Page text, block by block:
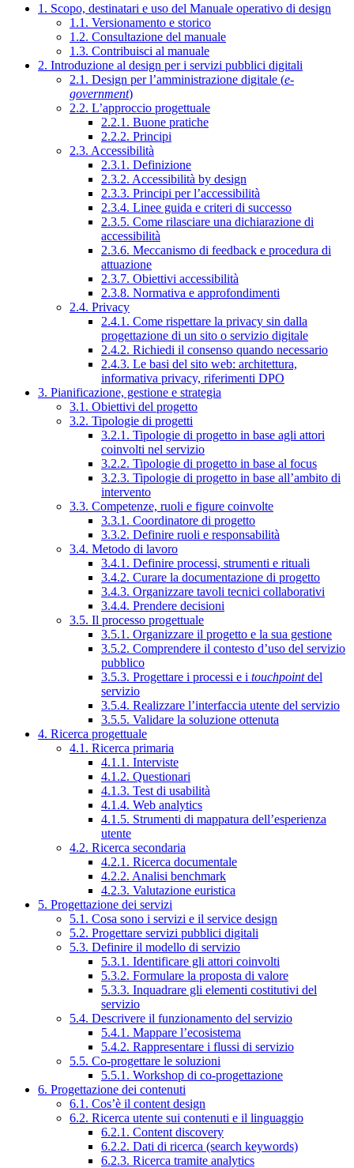
1. Scopo, destinatari e uso del Manuale operativo di design
1.1. Versionamento e storico
1.2. Consultazione del manuale
1.3. Contribuisci al manuale
2. Introduzione al design per i servizi pubblici digitali
2.1. Design per l’amministrazione digitale (e-
government)
2.2. L’approccio progettuale
2.2.1. Buone pratiche
2.2.2. Principi
2.3. Accessibilità
2.3.1. Definizione
2.3.2. Accessibilità by design
2.3.3. Principi per l’accessibilità
2.3.4. Linee guida e criteri di successo
2.3.5. Come rilasciare una dichiarazione di
accessibilità
2.3.6. Meccanismo di feedback e procedura di
attuazione
2.3.7. Obiettivi accessibilità
2.3.8. Normativa e approfondimenti
2.4. Privacy
2.4.1. Come rispettare la privacy sin dalla
progettazione di un sito o servizio digitale
2.4.2. Richiedi il consenso quando necessario
2.4.3. Le basi del sito web: architettura,
informativa privacy, riferimenti DPO
3. Pianificazione, gestione e strategia
3.1. Obiettivi del progetto
3.2. Tipologie di progetti
3.2.1. Tipologie di progetto in base agli attori
coinvolti nel servizio
3.2.2. Tipologie di progetto in base al focus
3.2.3. Tipologie di progetto in base all’ambito di
intervento
3.3. Competenze, ruoli e figure coinvolte
3.3.1. Coordinatore di progetto
3.3.2. Definire ruoli e responsabilità
3.4. Metodo di lavoro
3.4.1. Definire processi, strumenti e rituali
3.4.2. Curare la documentazione di progetto
3.4.3. Organizzare tavoli tecnici collaborativi
3.4.4. Prendere decisioni
3.5. Il processo progettuale
3.5.1. Organizzare il progetto e la sua gestione
3.5.2. Comprendere il contesto d’uso del servizio
pubblico
3.5.3. Progettare i processi e i touchpointdel
servizio
3.5.4. Realizzare l’interfaccia utente del servizio
3.5.5. Validare la soluzione ottenuta
4. Ricerca progettuale
4.1. Ricerca primaria
4.1.1. Interviste
4.1.2. Questionari
4.1.3. Test di usabilità
4.1.4. Web analytics
4.1.5. Strumenti di mappatura dell’esperienza
utente
4.2. Ricerca secondaria
4.2.1. Ricerca documentale
4.2.2. Analisi benchmark
4.2.3. Valutazione euristica
5. Progettazione dei servizi
5.1. Cosa sono i servizi e il service design
5.2. Progettare servizi pubblici digitali
5.3. Definire il modello di servizio
5.3.1. Identificare gli attori coinvolti
5.3.2. Formulare la proposta di valore
5.3.3. Inquadrare gli elementi costitutivi del
servizio
5.4. Descrivere il funzionamento del servizio
5.4.1. Mappare l’ecosistema
5.4.2. Rappresentare i flussi di servizio
5.5. Co-progettare le soluzioni
5.5.1. Workshop di co-progettazione
6. Progettazione dei contenuti
6.1. Cos’è il content design
6.2. Ricerca utente sui contenuti e il linguaggio
6.2.1. Content discovery
6.2.2. Dati di ricerca (search keywords)
6.2.3. Ricerca tramite analytics